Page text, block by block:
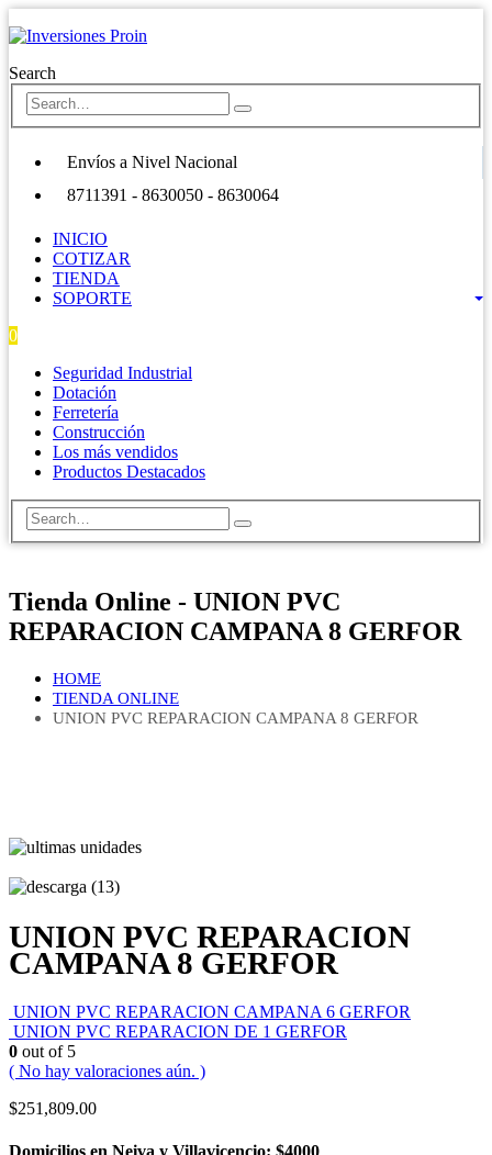
Search
Envíos a Nivel Nacional
8711391 - 8630050 - 8630064
INICIO
COTIZAR
TIENDA
SOPORTE
0
Seguridad Industrial
Dotación
Ferretería
Construcción
Los más vendidos
Productos Destacados
Tienda Online - UNION PVC
REPARACION CAMPANA 8 GERFOR
HOME
TIENDA ONLINE
UNION PVC REPARACION CAMPANA 8 GERFOR
UNION PVC REPARACION
CAMPANA 8 GERFOR
UNION PVC REPARACION CAMPANA 6 GERFOR
UNION PVC REPARACION DE 1 GERFOR
0 out of 5
( No hay valoraciones aún. )
$251,809.00